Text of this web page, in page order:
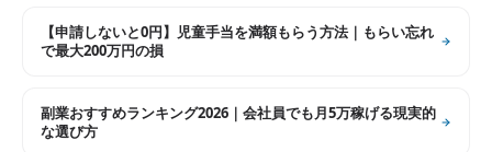
【申請しないと0円】児童手当を満額もらう方法｜もらい忘れ
で最大200万円の損
副業おすすめランキング2026｜会社員でも月5万稼げる現実的
な選び方